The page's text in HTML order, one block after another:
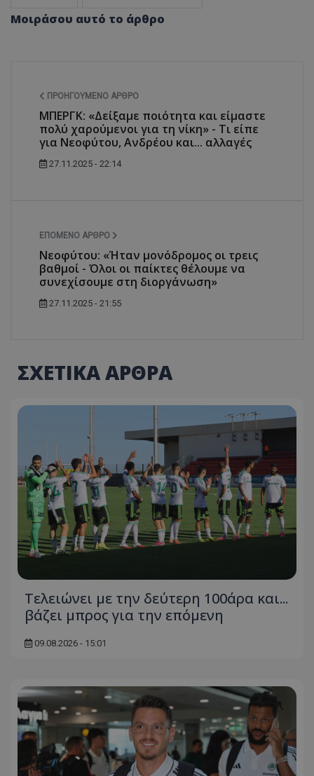
Μοιράσου αυτό το άρθρο
ΠΡΟΗΓΟΎΜΕΝΟ ΆΡΘΡΟ
ΜΠΕΡΓΚ: «Δείξαμε ποιότητα και είμαστε
πολύ χαρούμενοι για τη νίκη» - Τι είπε
για Νεοφύτου, Ανδρέου και... αλλαγές
27.11.2025 - 22:14
ΕΠΌΜΕΝΟ ΆΡΘΡΟ
Νεοφύτου: «Ήταν μονόδρομος οι τρεις
βαθμοί - Όλοι οι παίκτες θέλουμε να
συνεχίσουμε στη διοργάνωση»
27.11.2025 - 21:55
ΣΧΕΤΙΚΑ ΑΡΘΡΑ
Τελειώνει με την δεύτερη 100άρα και...
βάζει μπρος για την επόμενη
09.08.2026 - 15:01